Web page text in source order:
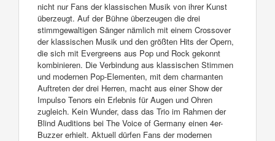
nicht nur Fans der klassischen Musik von ihrer Kunst
überzeugt. Auf der Bühne überzeugen die drei
stimmgewaltigen Sänger nämlich mit einem Crossover
der klassischen Musik und den größten Hits der Opern,
die sich mit Evergreens aus Pop und Rock gekonnt
kombinieren. Die Verbindung aus klassischen Stimmen
und modernen Pop-Elementen, mit dem charmanten
Auftreten der drei Herren, macht aus einer Show der
Impulso Tenors ein Erlebnis für Augen und Ohren
zugleich. Kein Wunder, dass das Trio im Rahmen der
Blind Auditions bei The Voice of Germany einen 4er-
Buzzer erhielt. Aktuell dürfen Fans der modernen